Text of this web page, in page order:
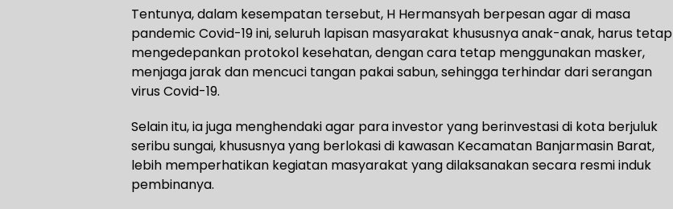
Tentunya, dalam kesempatan tersebut, H Hermansyah berpesan agar di masa
pandemic Covid-19 ini, seluruh lapisan masyarakat khususnya anak-anak, harus tetap
mengedepankan protokol kesehatan, dengan cara tetap menggunakan masker,
menjaga jarak dan mencuci tangan pakai sabun, sehingga terhindar dari serangan
virus Covid-19.
Selain itu, ia juga menghendaki agar para investor yang berinvestasi di kota berjuluk
seribu sungai, khususnya yang berlokasi di kawasan Kecamatan Banjarmasin Barat,
lebih memperhatikan kegiatan masyarakat yang dilaksanakan secara resmi induk
pembinanya.